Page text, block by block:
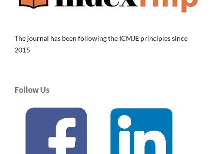
The journal has been following the ICMJE principles since
2015
Follow Us